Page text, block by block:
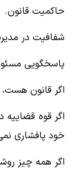
حاکمیت قانون.
شفافیت در
‌پاسخگویی
اگر قانون
اگر قوه
خود پافشاری
اگر همه چیز